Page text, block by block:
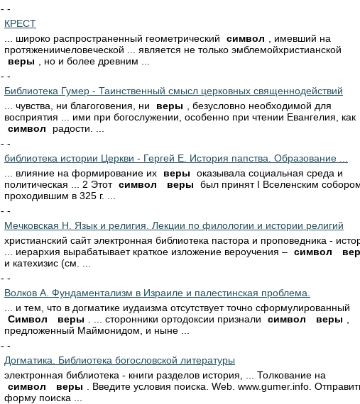
- -
КРЕСТ
... широко распространенный геометрический
символ
, имевший на
протяжениичеловеческой ... является не только эмблемойхристианской
веры
, но и более древним ...
- -
Библиотека Гумер - Таинственный смысл церковных священнодействий
... чувства, ни благоговения, ни
веры
, безусловно необходимой для
восприятия ... ими при богослужении, особенно при чтении Евангелия, как
символ
радости. ...
- -
библиотека истории Церкви - Гергей Е. История папства. Образование ...
... влияние на формирование их
веры
оказывала социальная среда и
политическая ... 2 Этот символ веры
был принят I Вселенским
проходившим в 325 г. ...
- -
Мечковская Н. Язык и религия. Лекции по филологии и истории религий
христианский сайт электронная библиотека пастора и проповедника -
... иерархия вырабатывает краткое изложение вероучения – символ
и катехизис (см. ...
- -
Волков А. Фундаментализм в Израиле и палестинская проблема.
... и тем, что в догматике иудаизма отсутствует точно сформулированный
Символ
веры . ... сторонники ортодоксии признали символ веры
предложенный Маймонидом, и ныне ...
- -
Догматика. Библиотека богословской литературы
электронная библиотека - книги разделов история, ... Толкование на
символ
веры
. Введите условия поиска. Web. www.gumer.info.
форму поиска ...